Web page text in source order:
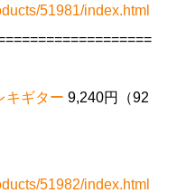
51981/index.html
キギター 9,240円（92
51982/index.html